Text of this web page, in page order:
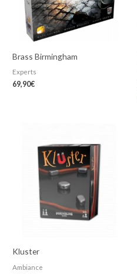
Brass Birmingham
Experts
69,90€
Kluster
Ambiance